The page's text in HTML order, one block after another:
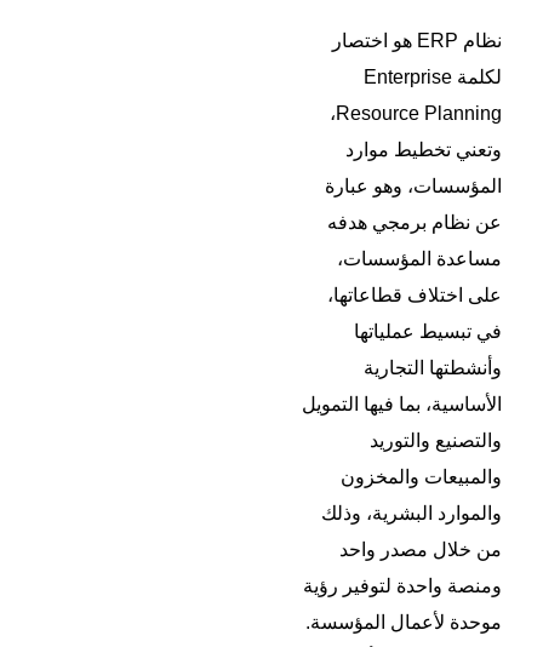
نظام ERP هو اختصار
لكلمة Enterprise
Resource Planning،
وتعني تخطيط موارد
المؤسسات، وهو عبارة
عن نظام برمجي هدفه
مساعدة المؤسسات،
على اختلاف قطاعاتها،
في تبسيط عملياتها
وأنشطتها التجارية
الأساسية، بما فيها التمويل
والتصنيع والتوريد
والمبيعات والمخزون
والموارد البشرية، وذلك
من خلال مصدر واحد
ومنصة واحدة لتوفير رؤية
موحدة لأعمال المؤسسة.